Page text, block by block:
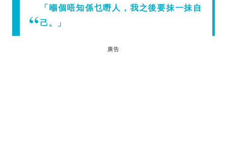
「嗰個唔知係乜嘢人，我之後要抹一抹自
己。」
廣告